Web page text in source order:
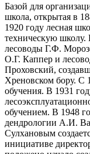
Базой для
школа, открытая в
1920 году лесная
техническую
лесоводы Г.Ф.
О.Г. Каппер и
Проховский,
Хреновском бору. С
обучения. В 1931
обучением. В 1948
дендрологии А.И.
Сулхановым
инициативе